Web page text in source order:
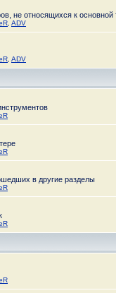
не относящихся к
ADV
ADV
в другие разделы